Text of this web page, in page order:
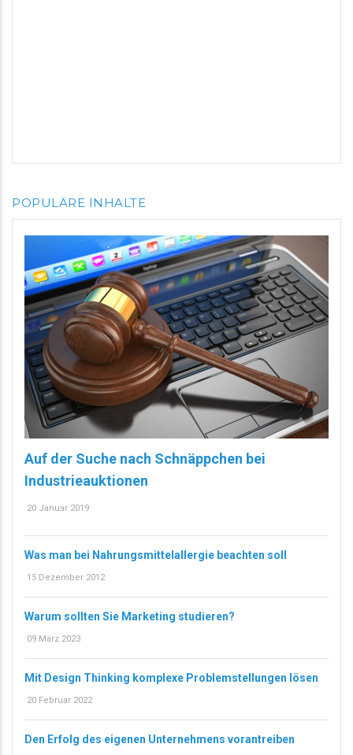
POPULÄRE INHALTE
Auf der Suche nach Schnäppchen bei
Industrieauktionen
20 Januar 2019
Was man bei Nahrungsmittelallergie beachten soll
15 Dezember 2012
Warum sollten Sie Marketing studieren?
09 März 2023
Mit Design Thinking komplexe Problemstellungen lösen
20 Februar 2022
Den Erfolg des eigenen Unternehmens vorantreiben